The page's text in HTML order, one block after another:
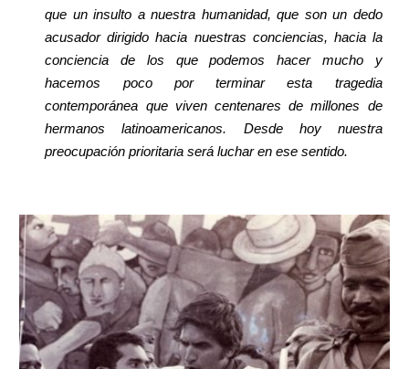
que un insulto a nuestra humanidad, que son un dedo
acusador dirigido hacia nuestras conciencias, hacia la
conciencia de los que podemos hacer mucho y
hacemos poco por terminar esta tragedia
contemporánea que viven centenares de millones de
hermanos latinoamericanos. Desde hoy nuestra
preocupación prioritaria será luchar en ese sentido.